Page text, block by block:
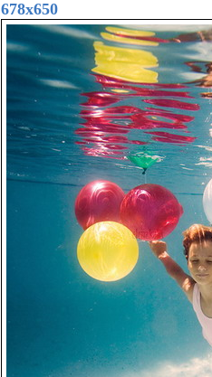
678x650